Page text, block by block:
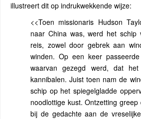
illustreert dit op indrukwekkende wijze:
<<Toen missionaris Hudson
naar China was, werd het schip
reis, zowel door gebrek aan
winden. Op een keer
waarvan gezegd werd, dat
kannibalen. Juist toen nam de
schip op het spiegelgladde
noodlottige kust. Ontzetting
bij de gedachte aan de